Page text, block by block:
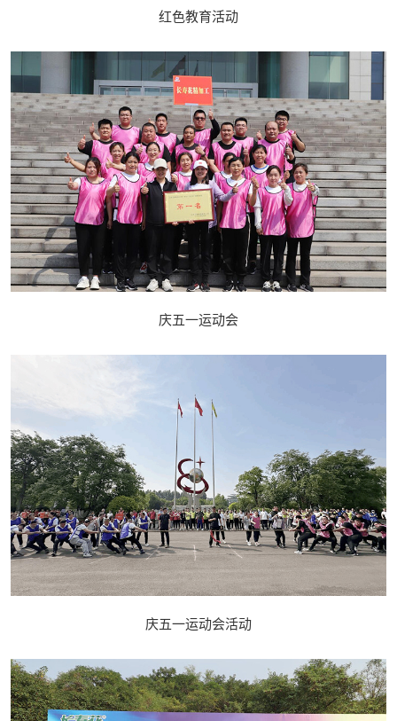
红色教育活动
庆五一运动会
庆五一运动会活动